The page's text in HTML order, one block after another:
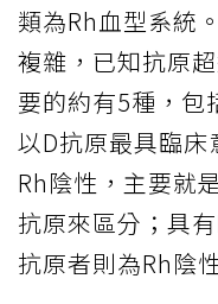
類為Rh血型系統
複雜，已知抗原
要的約有5種，包
以D抗原最具臨
Rh陰性，主要就
抗原來區分；具
抗原者則為Rh陰